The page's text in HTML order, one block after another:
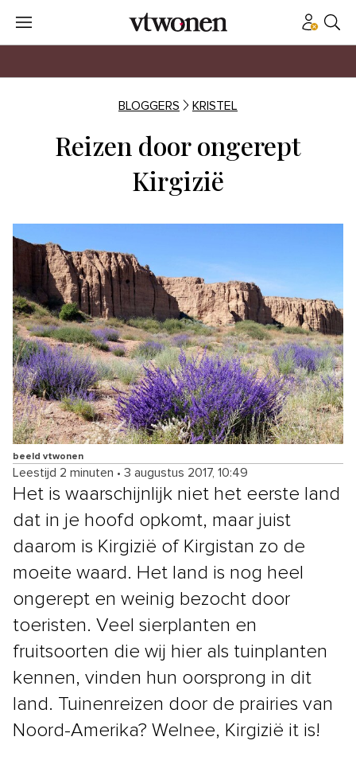
BLOGGERS KRISTEL
Reizen door ongerept
Kirgizië
beeld vtwonen
Leestijd 2 minuten • 3 augustus 2017, 10:49
Het is waarschijnlijk niet het eerste land
dat in je hoofd opkomt, maar juist
daarom is Kirgizië of Kirgistan zo de
moeite waard. Het land is nog heel
ongerept en weinig bezocht door
toeristen. Veel sierplanten en
fruitsoorten die wij hier als tuinplanten
kennen, vinden hun oorsprong in dit
land. Tuinenreizen door de prairies van
Noord-Amerika? Welnee, Kirgizië it is!